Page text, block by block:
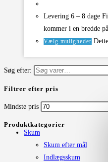
Levering 6 – 8 dage
kommer i en bredde
Vælg muligheder
Søg efter:
Filtrer efter pris
Mindste pris
Produktkategorier
Skum
Skum efter mål
Indlægsskum